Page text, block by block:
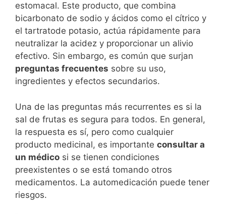
estomacal. Este producto, que combina
bicarbonato de sodio y ácidos como el cítrico y
el tartratode potasio, actúa rápidamente para
neutralizar la acidez y proporcionar un alivio
efectivo. Sin embargo, es común que surjan
preguntas frecuentes sobre su uso,
ingredientes y efectos secundarios.
Una de las preguntas más recurrentes es si la
sal de frutas es segura para todos. En general,
la respuesta es sí, pero como cualquier
producto medicinal, es importante consultar a
un médico si se tienen condiciones
preexistentes o se está tomando otros
medicamentos. La automedicación puede tener
riesgos.